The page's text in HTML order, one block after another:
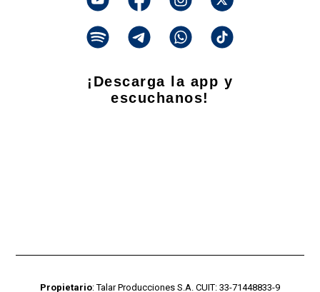
¡Descarga la app y
escuchanos!
Propietario: Talar Producciones S.A. CUIT: 33-71448833-9